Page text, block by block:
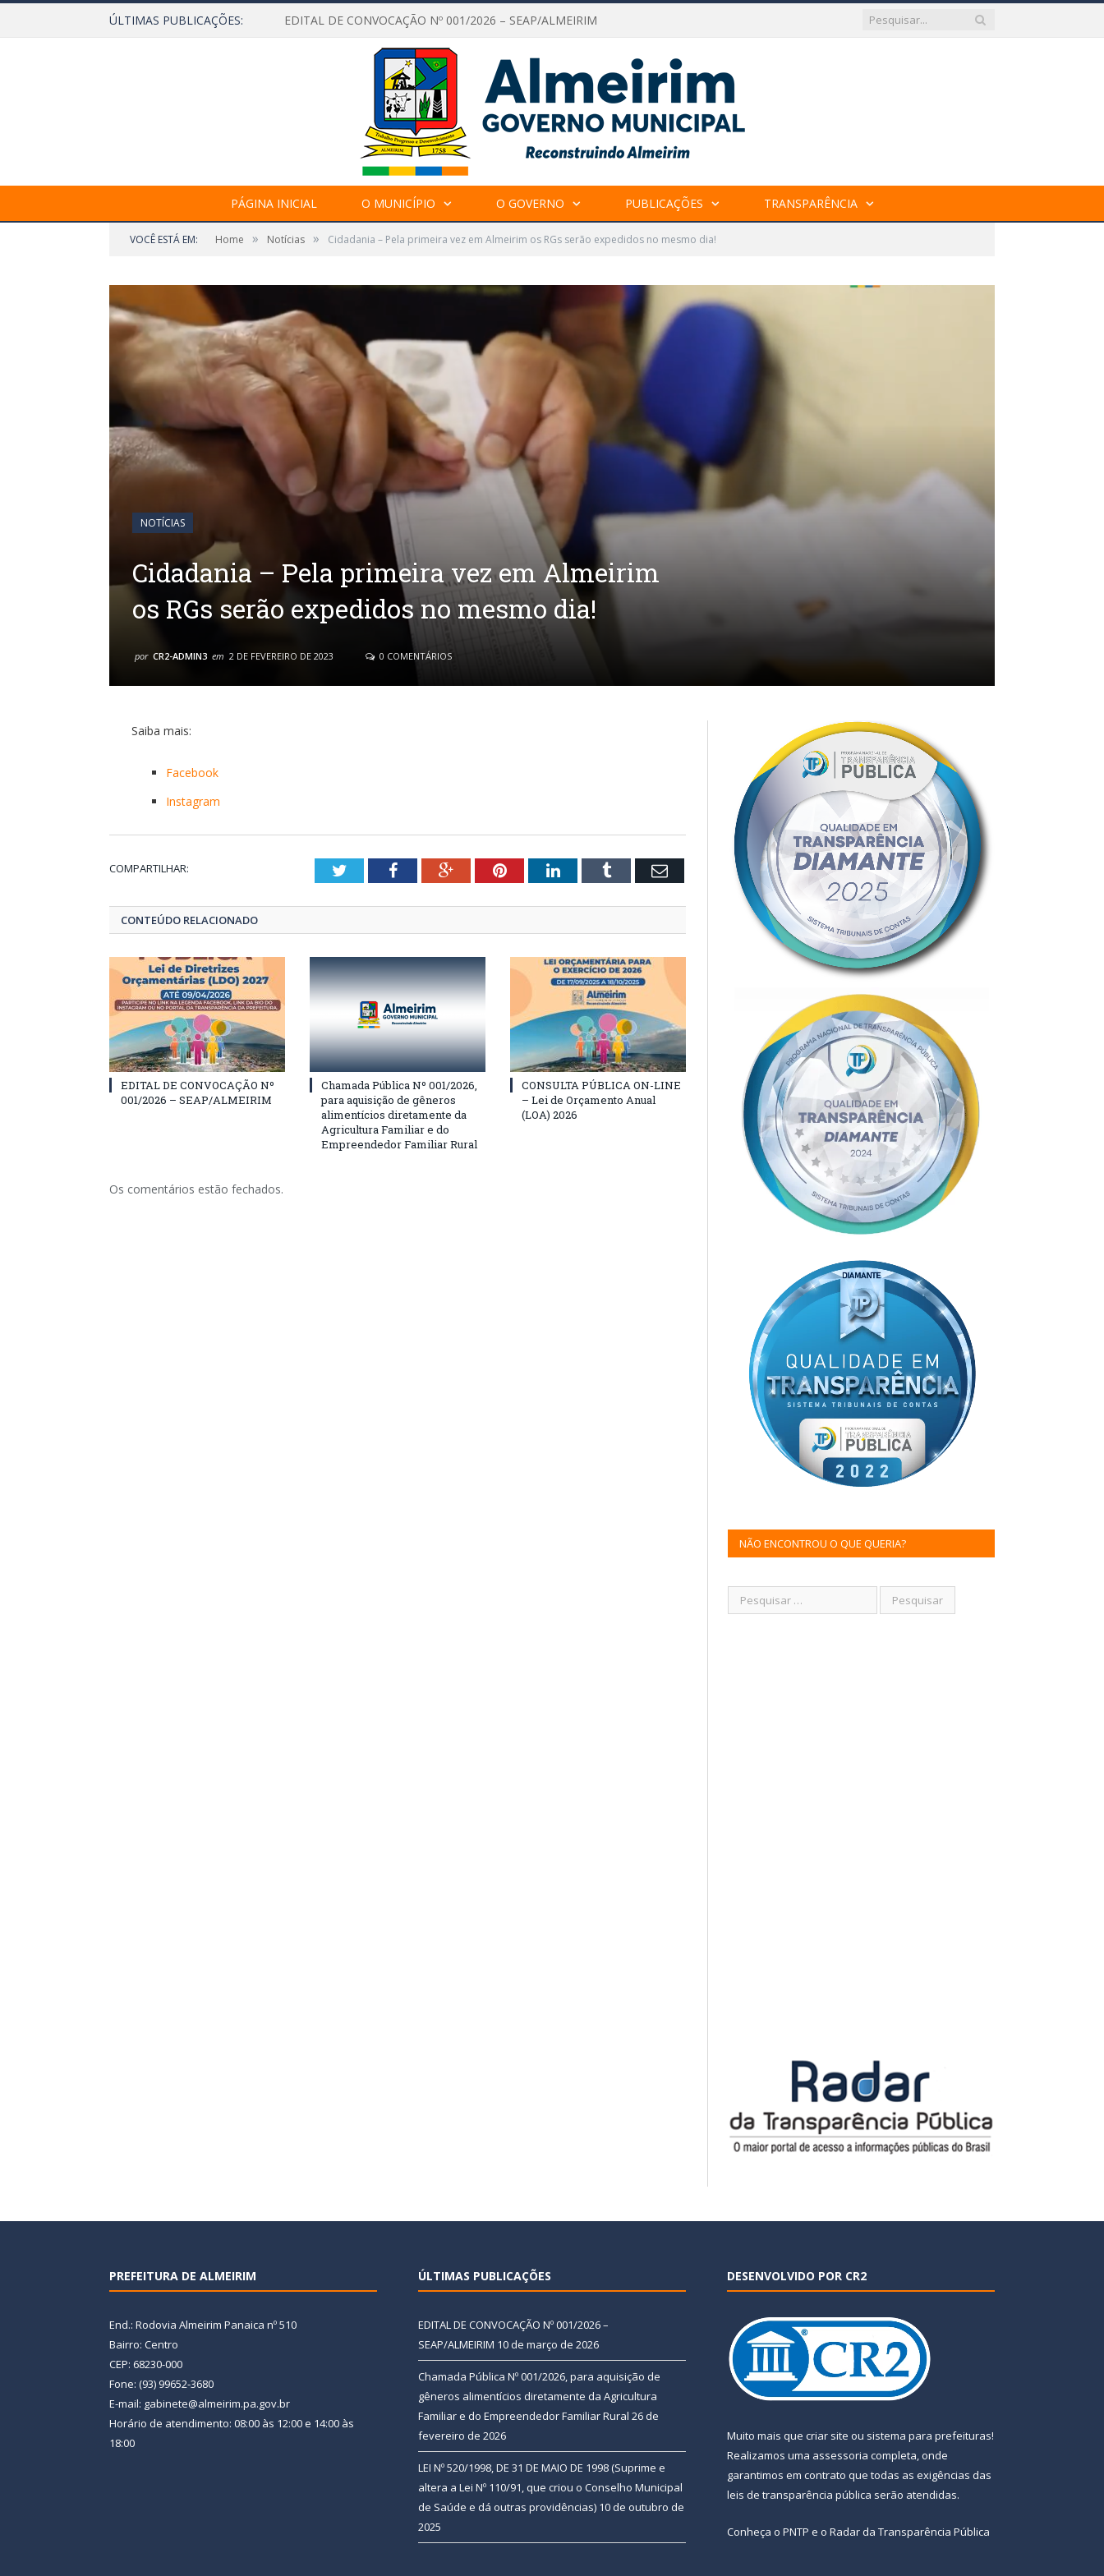
ÚLTIMAS PUBLICAÇÕES: EDITAL DE CONVOCAÇÃO Nº 001/2026 – SEAP/ALMEIRIM
PÁGINA INICIAL O MUNICÍPIO O GOVERNO PUBLICAÇÕES TRANSPARÊNCIA
VOCÊ ESTÁ EM: Home » Notícias » Cidadania – Pela primeira vez em Almeirim os RGs serão expedidos no mesmo dia!
NOTÍCIAS
Cidadania – Pela primeira vez em Almeirim
os RGs serão expedidos no mesmo dia!
por CR2-ADMIN3 em 2 DE FEVEREIRO DE 2023 0 COMENTÁRIOS
Saiba mais:
Facebook
Instagram
COMPARTILHAR: TwitterFacebookGoogle+PinterestLinkedInTumblr Email
CONTEÚDO RELACIONADO
EDITAL DE CONVOCAÇÃO Nº
001/2026 – SEAP/ALMEIRIM
Chamada Pública Nº 001/2026,
para aquisição de gêneros
alimentícios diretamente da
Agricultura Familiar e do
Empreendedor Familiar Rural
CONSULTA PÚBLICA ON-LINE
– Lei de Orçamento Anual
(LOA) 2026
Os comentários estão fechados.
NÃO ENCONTROU O QUE QUERIA?
PREFEITURA DE ALMEIRIM
End.: Rodovia Almeirim Panaica nº 510
Bairro: Centro
CEP: 68230-000
Fone: (93) 99652-3680
E-mail: gabinete@almeirim.pa.gov.br
Horário de atendimento: 08:00 às 12:00 e 14:00 às
18:00
ÚLTIMAS PUBLICAÇÕES
EDITAL DE CONVOCAÇÃO Nº 001/2026 –
SEAP/ALMEIRIM 10 de março de 2026
Chamada Pública Nº 001/2026, para aquisição de
gêneros alimentícios diretamente da Agricultura
Familiar e do Empreendedor Familiar Rural 26 de
fevereiro de 2026
LEI Nº 520/1998, DE 31 DE MAIO DE 1998 (Suprime e
altera a Lei Nº 110/91, que criou o Conselho Municipal
de Saúde e dá outras providências) 10 de outubro de
2025
DESENVOLVIDO POR CR2
Muito mais que criar site ou sistema para prefeituras!
Realizamos uma assessoria completa, onde
garantimos em contrato que todas as exigências das
leis de transparência pública serão atendidas.
Conheça o PNTP e o Radar da Transparência Pública